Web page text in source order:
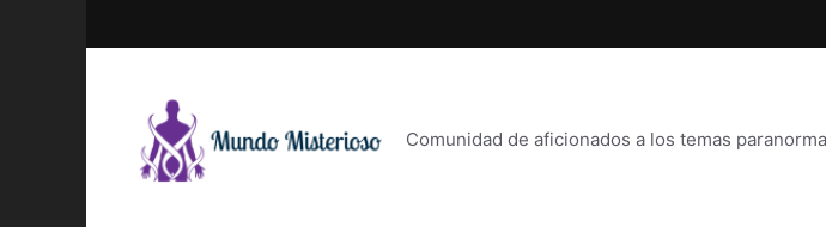
Comunidad de aficionados a los temas